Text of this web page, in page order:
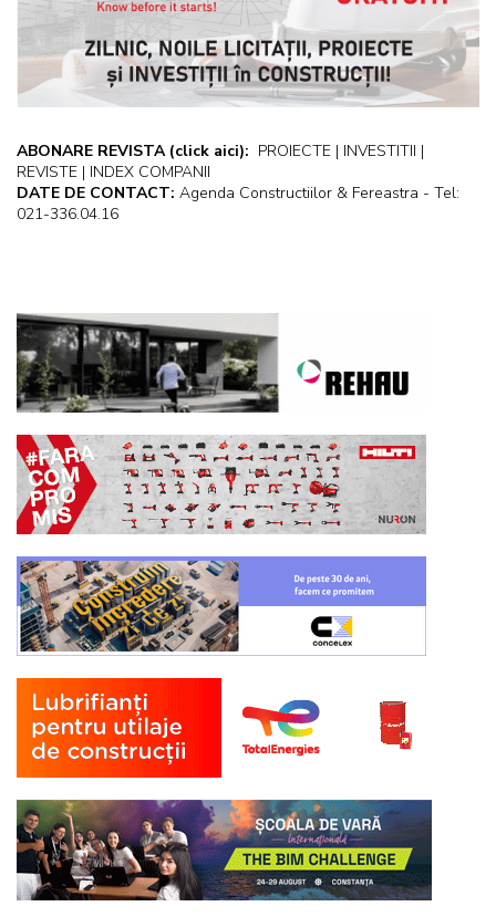
ABONARE REVISTA (click aici): PROIECTE | INVESTITII |
REVISTE | INDEX COMPANII
DATE DE CONTACT: Agenda Constructiilor & Fereastra - Tel:
021-336.04.16